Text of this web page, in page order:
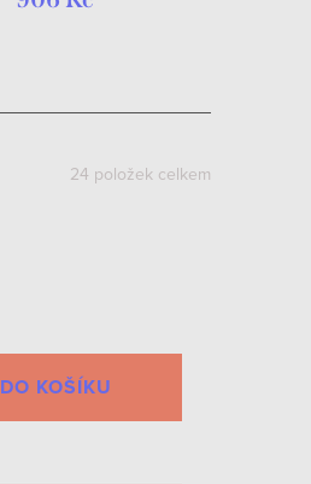
24 položek celkem
DO KOŠÍKU